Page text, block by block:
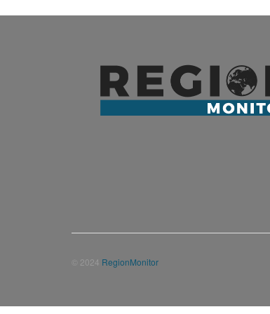
© 2024 RegionMonitor